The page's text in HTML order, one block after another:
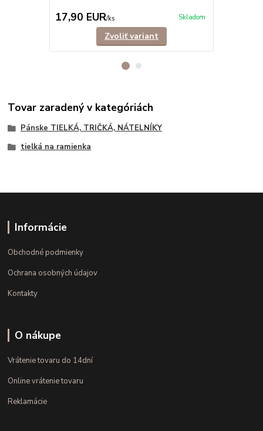
17,90 EUR/ks Skladom
Zvoliť variant
Tovar zaradený v kategóriách
Pánske TIELKÁ, TRIČKÁ, NÁTELNÍKY
tielká na ramienka
Informácie
Obchodné podmienky
Ochrana osobných údajov
Kontakty
O nákupe
Vrátenie tovaru do 14dní
Online vrátenie tovaru
Reklamácie